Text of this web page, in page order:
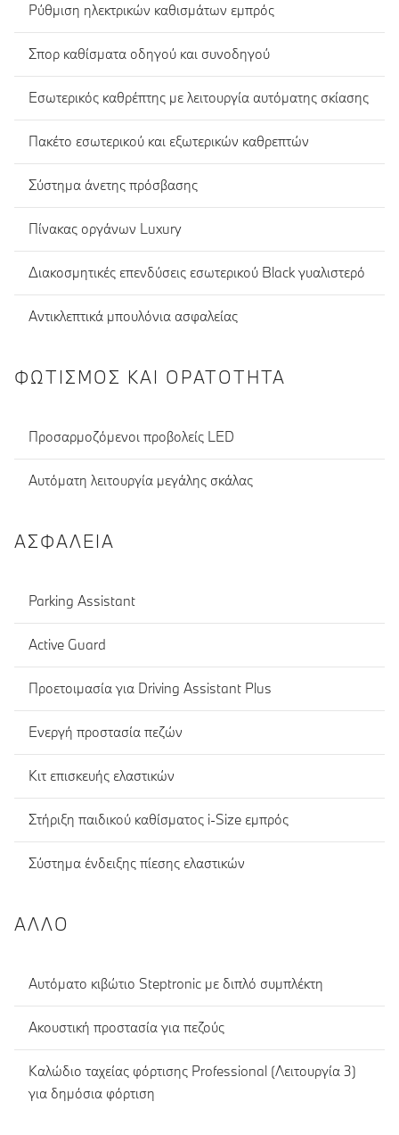
Ρύθμιση ηλεκτρικών καθισμάτων εμπρός
Σπορ καθίσματα οδηγού και συνοδηγού
Εσωτερικός καθρέπτης με λειτουργία αυτόματης σκίασης
Πακέτο εσωτερικού και εξωτερικών καθρεπτών
Σύστημα άνετης πρόσβασης
Πίνακας οργάνων Luxury
Διακοσμητικές επενδύσεις εσωτερικού Black γυαλιστερό
Αντικλεπτικά μπουλόνια ασφαλείας
ΦΩΤΙΣΜΌΣ ΚΑΙ ΟΡΑΤΌΤΗΤΑ
Προσαρμοζόμενοι προβολείς LED
Αυτόματη λειτουργία μεγάλης σκάλας
ΑΣΦΆΛΕΙΑ
Parking Assistant
Active Guard
Προετοιμασία για Driving Assistant Plus
Ενεργή προστασία πεζών
Κιτ επισκευής ελαστικών
Στήριξη παιδικού καθίσματος i-Size εμπρός
Σύστημα ένδειξης πίεσης ελαστικών
ΆΛΛΟ
Αυτόματο κιβώτιο Steptronic με διπλό συμπλέκτη
Ακουστική προστασία για πεζούς
Καλώδιο ταχείας φόρτισης Professional (Λειτουργία 3)
για δημόσια φόρτιση